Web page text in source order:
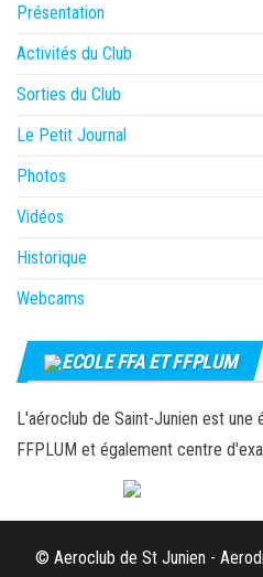
Présentation
Activités du Club
Sorties du Club
Le Petit Journal
Photos
Vidéos
Historique
Webcams
ECOLE FFA ET FFPLUM
L'aéroclub de Saint-Junien est une
FFPLUM et également centre
© Aeroclub de St Junien -